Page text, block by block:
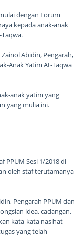
dengan Forum
kepada anak-anak
Abidin, Pengarah,
Anak Yatim At-Taqwa
anak yatim yang
yang mulia ini.
PPUM Sesi 1/2018 di
oleh staf terutamanya
Pengarah PPUM dan
idea, cadangan,
kata-kata nasihat
yang telah